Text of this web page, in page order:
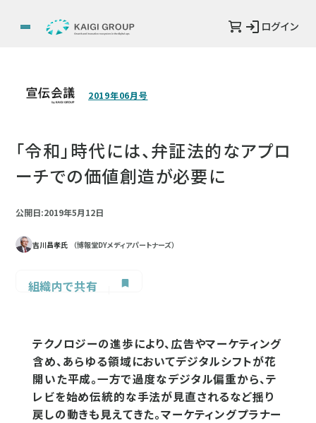
ログイン
2019年06月号
「令和」時代には、弁証法的なアプロ
ーチでの価値創造が必要に
公開日:2019年5月12日
吉川昌孝氏 （博報堂DYメディアパートナーズ）
組織内で共有
テクノロジーの進歩により、広告やマーケティング
含め、あらゆる領域においてデジタルシフトが花
開いた平成。一方で過度なデジタル偏重から、テ
レビを始め伝統的な手法が見直されるなど揺り
戻しの動きも見えてきた。マーケティングプラナー